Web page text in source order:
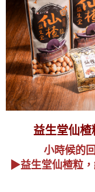
益生堂仙
小時候的
▶益生堂仙楂粒